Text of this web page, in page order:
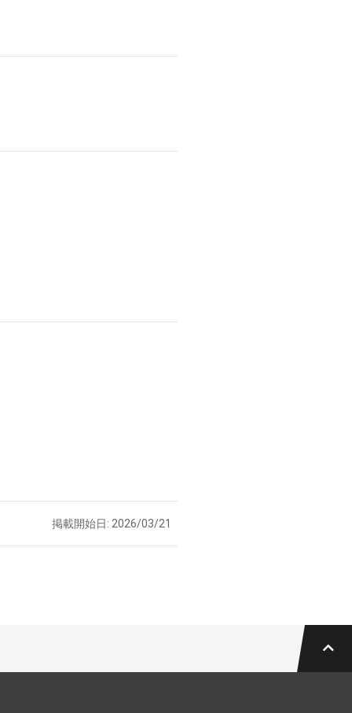
掲載開始日: 2026/03/21